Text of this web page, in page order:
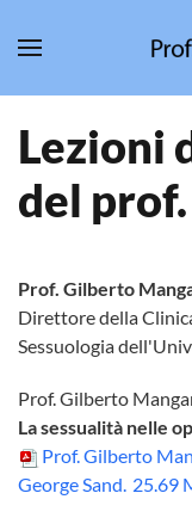
Lezioni
del
Prof. Gilberto
Direttore della
Sessuologia
Prof. Gilberto
La sessualità nelle
Prof. Gilberto
George Sand. 25.69